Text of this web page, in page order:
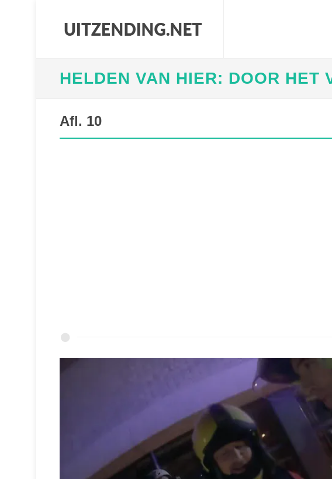
HELDEN VAN HIER: DOOR HET
Afl. 10